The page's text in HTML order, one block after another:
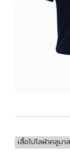
เสื้อโปโลผ้าคลูบ